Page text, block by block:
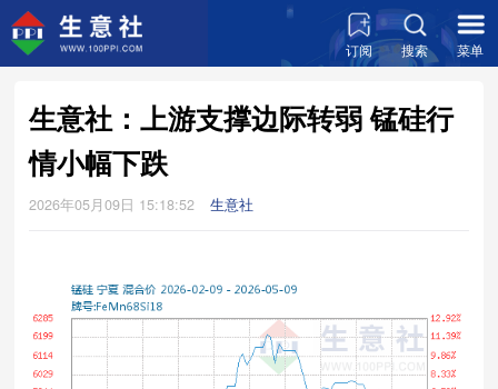
订阅 搜索 菜单
生意社：上游支撑边际转弱 锰硅行
情小幅下跌
2026年05月09日 15:18:52 生意社